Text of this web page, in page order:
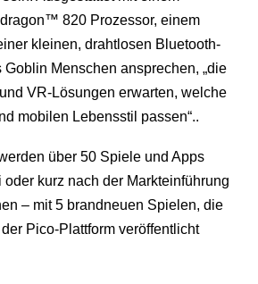
820 Prozessor, einem
kleinen, drahtlosen Bluetooth-
Menschen ansprechen, „die
VR-Lösungen erwarten, welche
mobilen Lebensstil passen“..
über 50 Spiele und Apps
kurz nach der Markteinführung
– mit 5 brandneuen Spielen, die
Pico-Plattform veröffentlicht